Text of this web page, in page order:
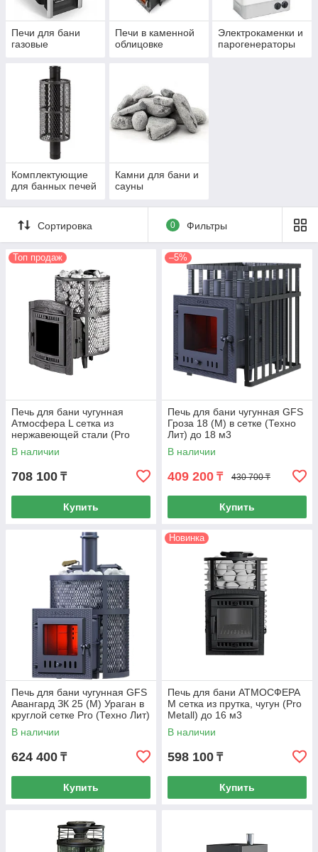
Печи для бани
газовые
Печи в каменной
облицовке
Электрокаменки и
парогенераторы
Комплектующие
для банных печей
Камни для бани и
сауны
Сортировка 0 Фильтры
Топ продаж
Печь для бани чугунная
Атмосфера L сетка из
нержавеющей стали (Pro
Metall) 12 - 24 м3
В наличии
708 100 ₸
Купить
–5%
Печь для бани чугунная GFS
Гроза 18 (М) в сетке (Техно
Лит) до 18 м3
В наличии
409 200 ₸ 430 700 ₸
Купить
Печь для бани чугунная GFS
Авангард ЗК 25 (М) Ураган в
круглой сетке Pro (Техно Лит)
до 25 м3
В наличии
624 400 ₸
Купить
Новинка
Печь для бани АТМОСФЕРА
М сетка из прутка, чугун (Pro
Metall) до 16 м3
В наличии
598 100 ₸
Купить